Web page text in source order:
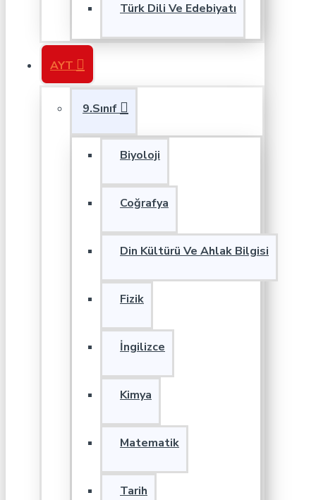
Türk Dili Ve Edebiyatı
AYT
9.Sınıf
Biyoloji
Coğrafya
Din Kültürü Ve Ahlak Bilgisi
Fizik
İngilizce
Kimya
Matematik
Tarih